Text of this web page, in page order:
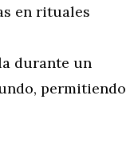
en rituales
durante un
permitiendo